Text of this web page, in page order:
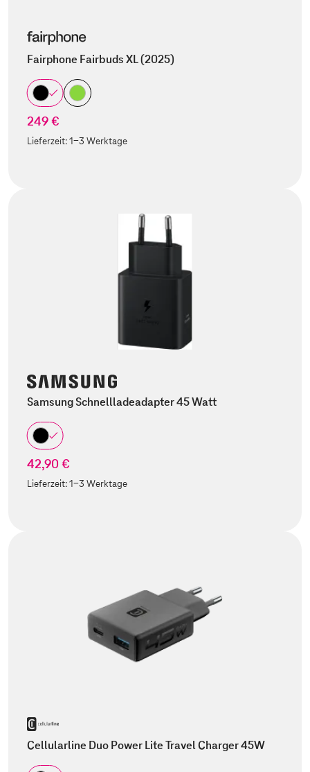
Fairphone Fairbuds XL (2025)
249 €
Lieferzeit:1-3 Werktage
Samsung Schnellladeadapter 45 Watt
42,90 €
Lieferzeit:1-3 Werktage
Cellularline Duo Power Lite Travel Charger 45W